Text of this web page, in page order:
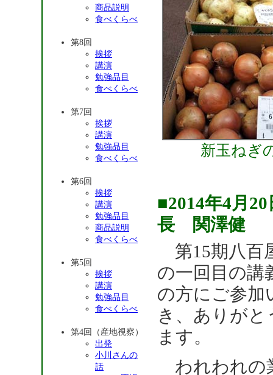
商品説明
食べくらべ
第8回
挨拶
講演
勉強品目
食べくらべ
第7回
挨拶
講演
勉強品目
食べくらべ
第6回
挨拶
講演
勉強品目
商品説明
食べくらべ
第5回
挨拶
講演
勉強品目
食べくらべ
第4回（産地視察）
出発
小川さんの
話
新玉ねぎ
■2014年4月
長 関澤健
第15期八百
の一回目の講
の方にご参加
き、ありがと
ます。
われわれの